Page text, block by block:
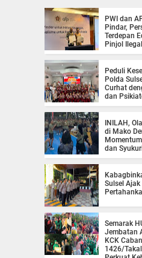
PWI dan
Pindar,
Terdepan
Pinjol Ilegal
Peduli
Polda
Curhat
dan
INILAH,
di Mako
dan
Sulsel
Semarak
Jembatan
KCK
1426/